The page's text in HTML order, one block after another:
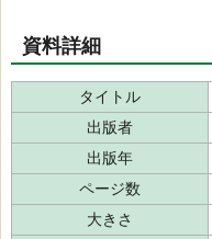
資料詳細
タイトル
出版者
出版年
ページ数
大きさ